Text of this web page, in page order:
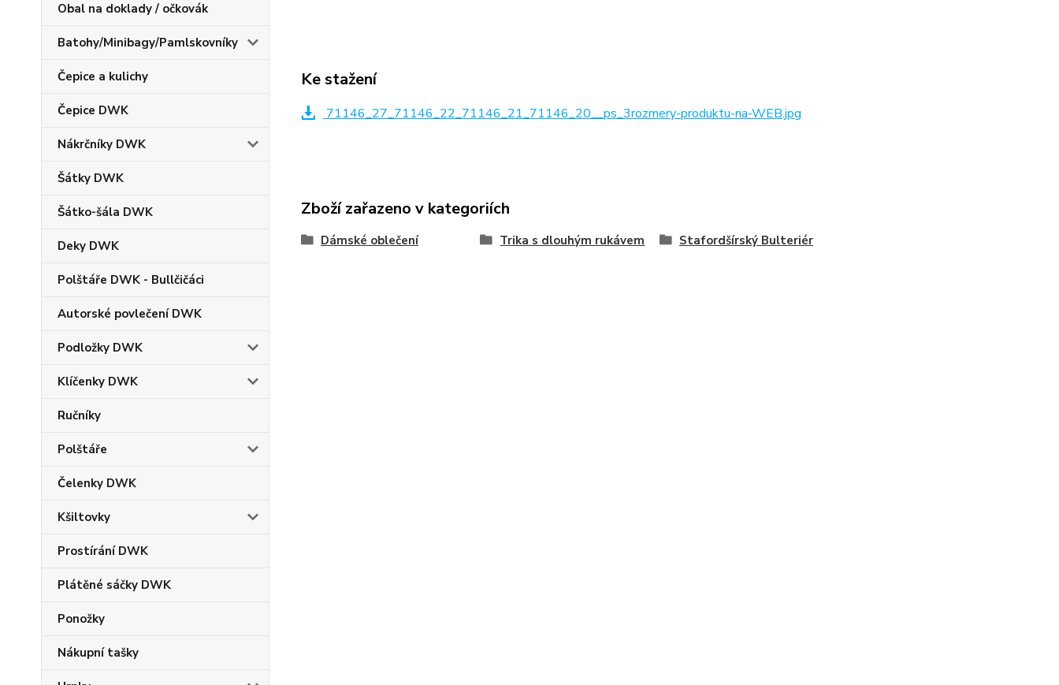
Obal na doklady / očkovák
Batohy/Minibagy/Pamlskovníky
Čepice a kulichy
Čepice DWK
Nákrčníky DWK
Šátky DWK
Šátko-šála DWK
Deky DWK
Polštáře DWK - Bullčičáci
Autorské povlečení DWK
Podložky DWK
Klíčenky DWK
Ručníky
Polštáře
Čelenky DWK
Kšiltovky
Prostírání DWK
Plátěné sáčky DWK
Ponožky
Nákupní tašky
Ke stažení
71146_27_71146_22_71146_21_71146_20__ps_3rozmery-produktu-na-WEB.jpg
Zboží zařazeno v kategoriích
Dámské oblečení Trika s dlouhým rukávem Stafordšírský Bulteriér